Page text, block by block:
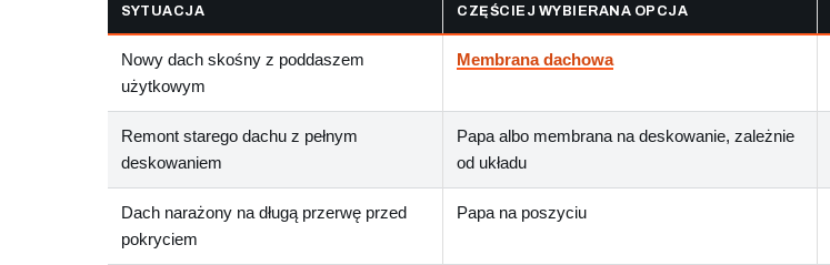
SYTUACJA CZĘŚCIEJ WYBIERANA OPCJA
Nowy dach skośny z poddaszem
użytkowym
Membrana dachowa
Remont starego dachu z pełnym
deskowaniem
Papa albo membrana na deskowanie, zależnie
od układu
Dach narażony na długą przerwę przed
pokryciem
Papa na poszyciu